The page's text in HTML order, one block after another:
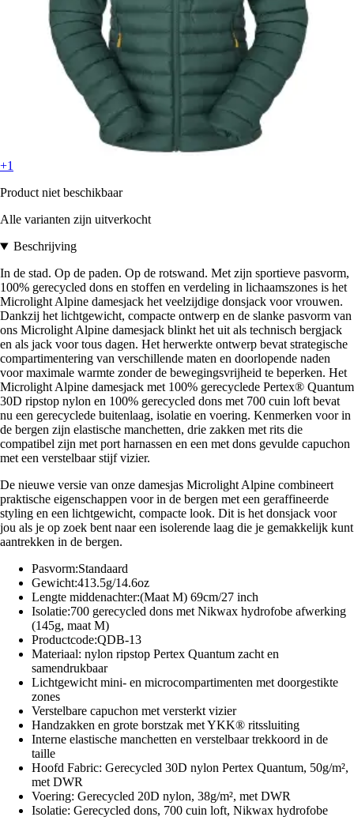
+1
Product niet beschikbaar
Alle varianten zijn uitverkocht
Beschrijving
In de stad. Op de paden. Op de rotswand. Met zijn sportieve pasvorm,
100% gerecycled dons en stoffen en verdeling in lichaamszones is het
Microlight Alpine damesjack het veelzijdige donsjack voor vrouwen.
Dankzij het lichtgewicht, compacte ontwerp en de slanke pasvorm van
ons Microlight Alpine damesjack blinkt het uit als technisch bergjack
en als jack voor tous dagen. Het herwerkte ontwerp bevat strategische
compartimentering van verschillende maten en doorlopende naden
voor maximale warmte zonder de bewegingsvrijheid te beperken. Het
Microlight Alpine damesjack met 100% gerecyclede Pertex® Quantum
30D ripstop nylon en 100% gerecycled dons met 700 cuin loft bevat
nu een gerecyclede buitenlaag, isolatie en voering. Kenmerken voor in
de bergen zijn elastische manchetten, drie zakken met rits die
compatibel zijn met port harnassen en een met dons gevulde capuchon
met een verstelbaar stijf vizier.
De nieuwe versie van onze damesjas Microlight Alpine combineert
praktische eigenschappen voor in de bergen met een geraffineerde
styling en een lichtgewicht, compacte look. Dit is het donsjack voor
jou als je op zoek bent naar een isolerende laag die je gemakkelijk kunt
aantrekken in de bergen.
Pasvorm:Standaard
Gewicht:413.5g/14.6oz
Lengte middenachter:(Maat M) 69cm/27 inch
Isolatie:700 gerecycled dons met Nikwax hydrofobe afwerking
(145g, maat M)
Productcode:QDB-13
Materiaal: nylon ripstop Pertex Quantum zacht en
samendrukbaar
Lichtgewicht mini- en microcompartimenten met doorgestikte
zones
Verstelbare capuchon met versterkt vizier
Handzakken en grote borstzak met YKK® ritssluiting
Interne elastische manchetten en verstelbaar trekkoord in de
taille
Hoofd Fabric: Gerecycled 30D nylon Pertex Quantum, 50g/m²,
met DWR
Voering: Gerecycled 20D nylon, 38g/m², met DWR
Isolatie: Gerecycled dons, 700 cuin loft, Nikwax hydrofobe